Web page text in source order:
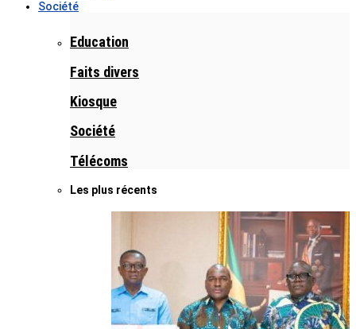
Société
Education
Faits divers
Kiosque
Société
Télécoms
Les plus récents